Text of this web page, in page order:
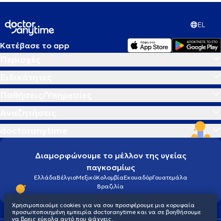
EL
Κατέβασε το app
Διαμορφώνουμε το μέλλον της υγείας
παγκοσμίως
ΕλλάδαΒέλγιοΜεξικόΚολομβίαΕκουαδόρΓουατεμάλα
Βραζιλία
Χρησιμοποιούμε cookies για να σου προσφέρουμε μια κορυφαία
προσωποποιημένη εμπειρία doctoranytime και να σε βοηθήσουμε
να βρεις εύκολα αυτό που ψάχνεις.